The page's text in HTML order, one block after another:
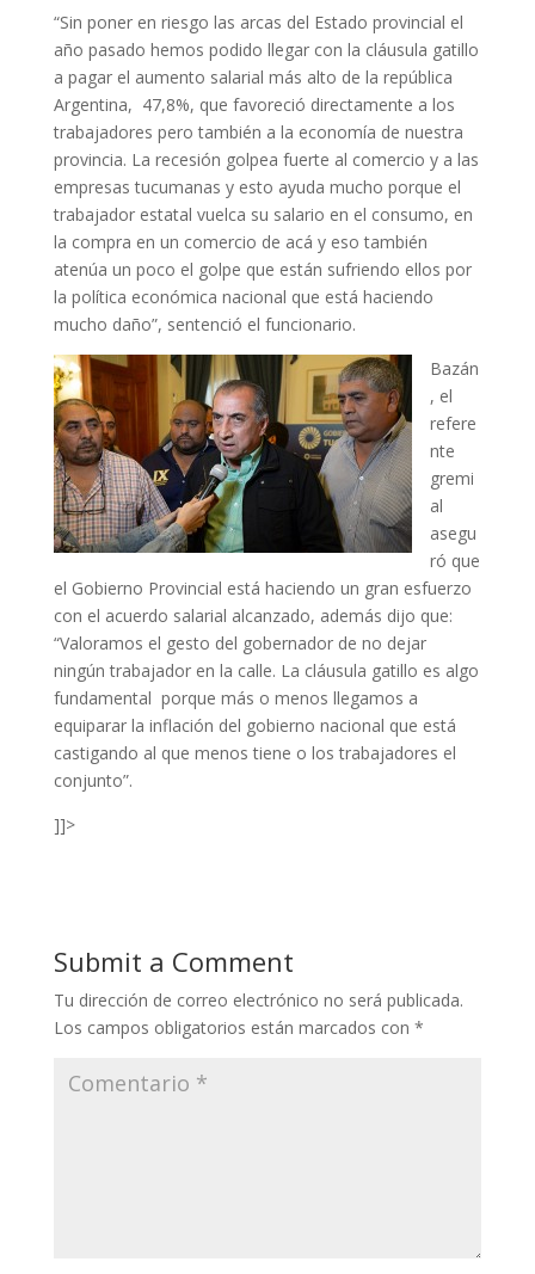
“Sin poner en riesgo las arcas del Estado provincial el
año pasado hemos podido llegar con la cláusula gatillo
a pagar el aumento salarial más alto de la república
Argentina, 47,8%, que favoreció directamente a los
trabajadores pero también a la economía de nuestra
provincia. La recesión golpea fuerte al comercio y a las
empresas tucumanas y esto ayuda mucho porque el
trabajador estatal vuelca su salario en el consumo, en
la compra en un comercio de acá y eso también
atenúa un poco el golpe que están sufriendo ellos por
la política económica nacional que está haciendo
mucho daño”, sentenció el funcionario.
Bazán
, el
refere
nte
gremi
al
asegu
ró que
el Gobierno Provincial está haciendo un gran esfuerzo
con el acuerdo salarial alcanzado, además dijo que:
“Valoramos el gesto del gobernador de no dejar
ningún trabajador en la calle. La cláusula gatillo es algo
fundamental porque más o menos llegamos a
equiparar la inflación del gobierno nacional que está
castigando al que menos tiene o los trabajadores el
conjunto”.
]]>
Submit a Comment
Tu dirección de correo electrónico no será publicada.
Los campos obligatorios están marcados con *